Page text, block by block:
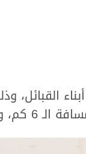
سن الجذاع من هجن